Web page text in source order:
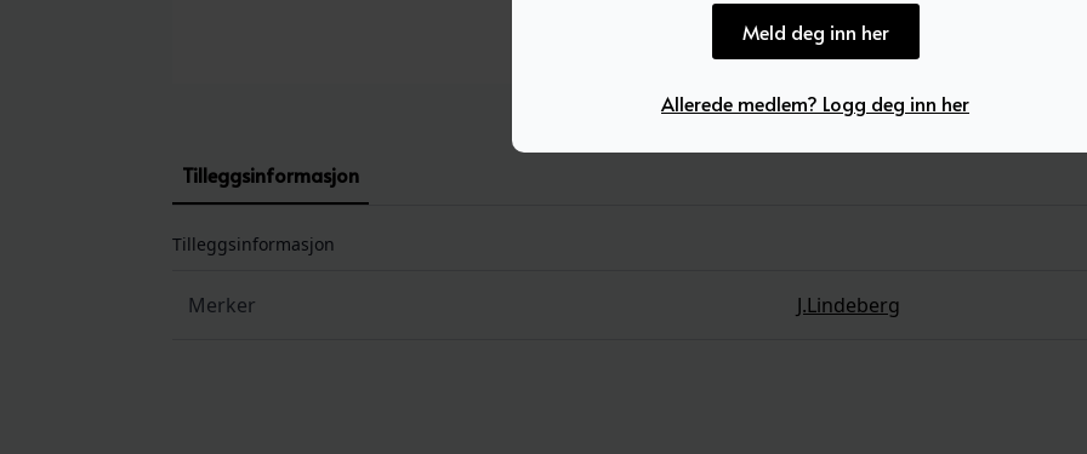
Tilleggsinformasjon
Tilleggsinformasjon
Merker J.Lindeberg
Meld deg inn her
Allerede medlem? Logg deg inn her